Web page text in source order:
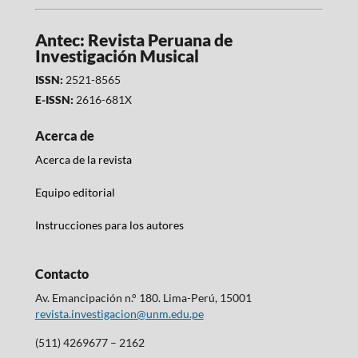
Antec: Revista Peruana de
Investigación Musical
ISSN: 2521-8565
E-ISSN: 2616-681X
Acerca de
Acerca de la revista
Equipo editorial
Instrucciones para los autores
Contacto
Av. Emancipación n.° 180. Lima-Perú, 15001
revista.investigacion@unm.edu.pe
(511) 4269677 – 2162